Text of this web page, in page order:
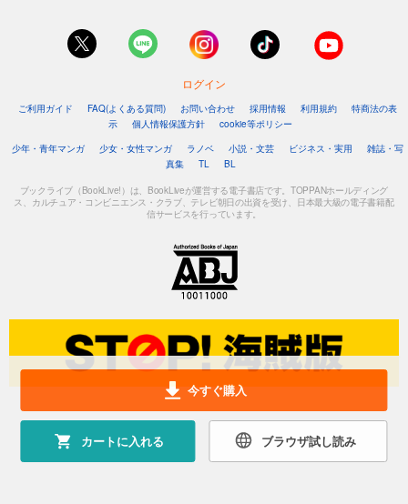
今すぐ購入
カートに入れる ブラウザ試し読み
ログイン
ご利用ガイド FAQ(よくある質問) お問い合わせ 採用情報 利用規約
特商法の表
示
個人情報保護方針
cookie等ポリシー
少年・青年マンガ
少女・女性マンガ ラノベ 小説・文芸 ビジネス・実用
雑誌・写
真集
TL BL
ブックライブ（BookLive!）は、BookLiveが運営する電子書店です。TOPPANホールディング
ス、カルチュア・コンビニエンス・クラブ、テレビ朝日の出資を受け、日本最大級の電子書籍配
信サービスを行っています。